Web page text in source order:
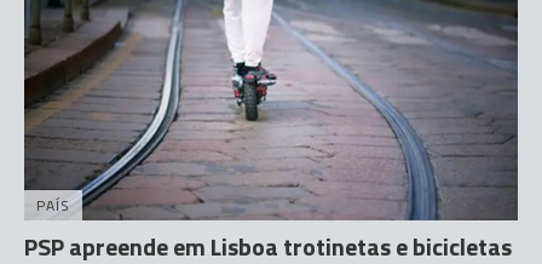
PAÍS
PSP apreende em Lisboa trotinetas e bicicletas